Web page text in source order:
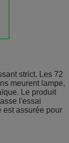
strict. Les 72
meurent lampe,
Le produit
l'essai
assurée pour